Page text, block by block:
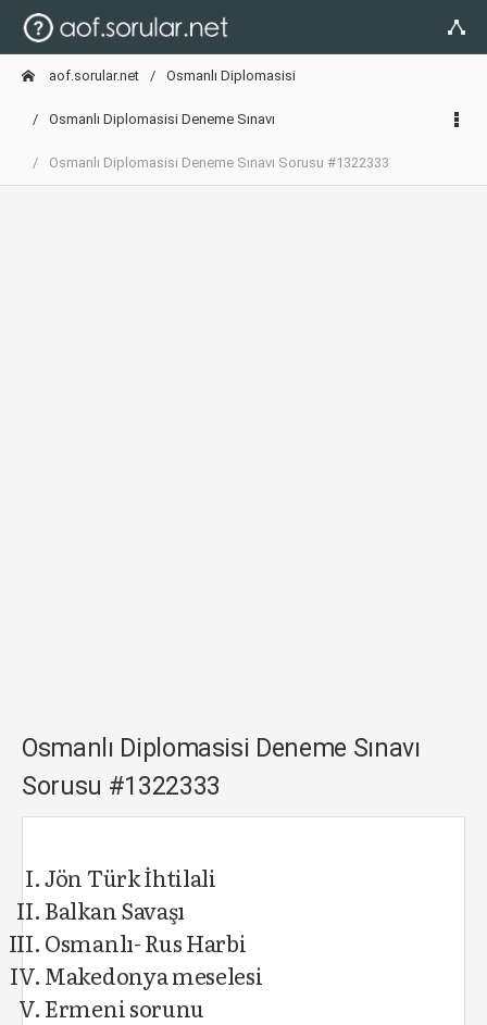
aof.sorular.net Osmanlı Diplomasisi
Osmanlı Diplomasisi Deneme Sınavı
Osmanlı Diplomasisi Deneme Sınavı Sorusu #1322333
Osmanlı Diplomasisi Deneme Sınavı
Sorusu #1322333
Jön Türk İhtilali
Balkan Savaşı
Osmanlı- Rus Harbi
Makedonya meselesi
Ermeni sorunu